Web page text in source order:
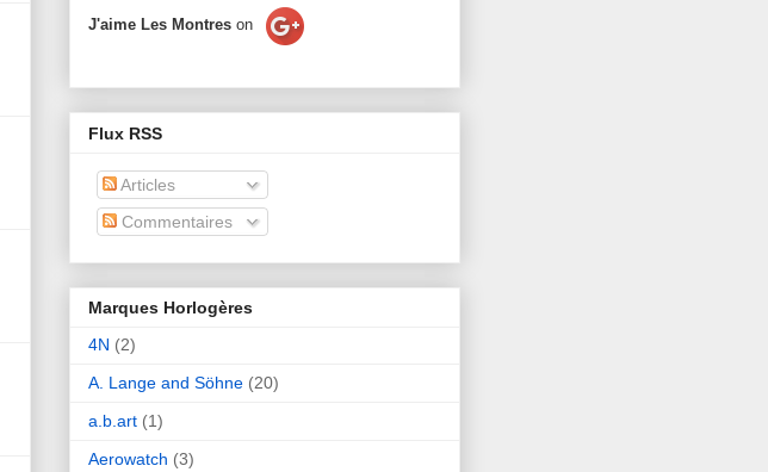
J'aime Les Montres on
Flux RSS
Articles
Commentaires
Marques Horlogères
4N (2)
A. Lange and Söhne (20)
a.b.art (1)
Aerowatch (3)